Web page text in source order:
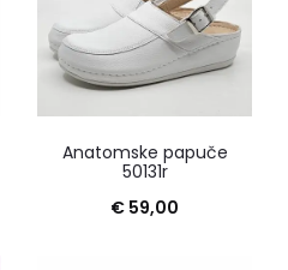
Anatomske papuče
50131r
€ 59,00